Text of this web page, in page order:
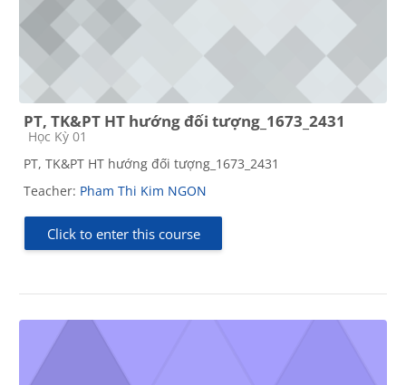
PT, TK&PT HT hướng đối tượng_1673_2431
Course category
Học Kỳ 01
PT, TK&PT HT hướng đối tượng_1673_2431
Teacher: Pham Thi Kim NGON
Click to enter this course